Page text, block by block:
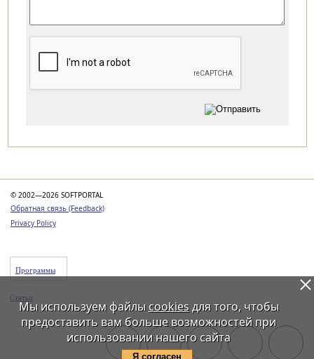
© 2002—2026 SOFTPORTAL
Обратная связь (Feedback)
Privacy Policy
Программы
Статьи
Мы используем файлы cookiesдля того, чтобы
предоставить вам больше возможностей при
использовании нашего сайта